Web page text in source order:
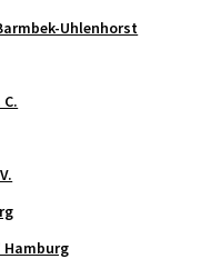
Uhlenhorst
Hamburg